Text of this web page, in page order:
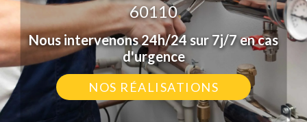
60110
Nous intervenons 24h/24 sur 7j/7 en cas
d'urgence
NOS RÉALISATIONS